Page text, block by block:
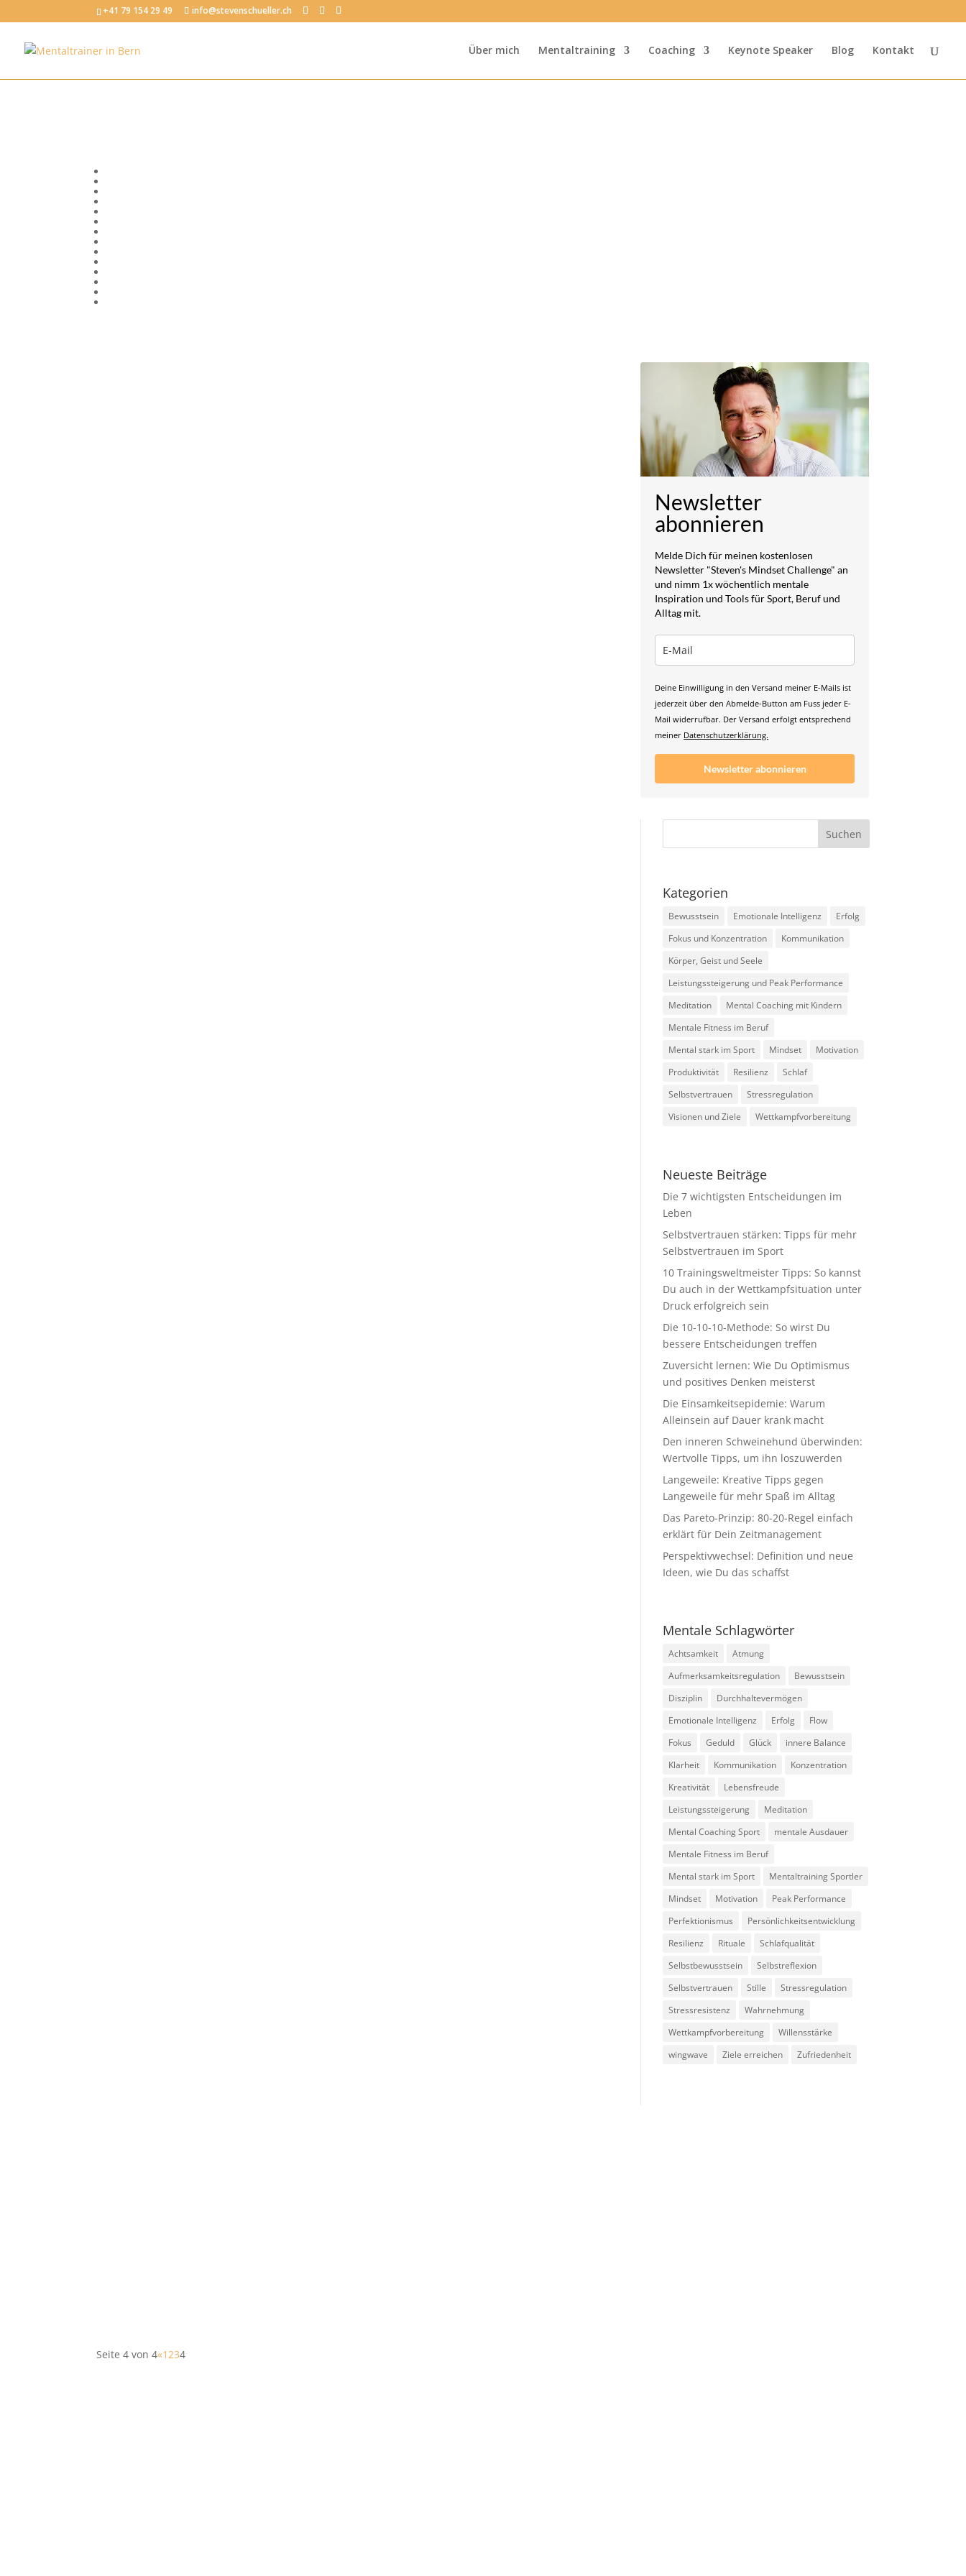
+41 79 154 29 49 info@stevenschueller.ch
Über mich Mentaltraining Coaching Keynote Speaker Blog Kontakt
Seite 4 von 4«1234
Newsletter
abonnieren
Melde Dich für meinen kostenlosen
Newsletter "Steven's Mindset Challenge" an
und nimm 1x wöchentlich mentale
Inspiration und Tools für Sport, Beruf und
Alltag mit.
Deine Einwilligung in den Versand meiner E-Mails ist
jederzeit über den Abmelde-Button am Fuss jeder E-
Mail widerrufbar. Der Versand erfolgt entsprechend
meiner Datenschutzerklärung.
Newsletter abonnieren
Kategorien
Bewusstsein Emotionale Intelligenz
Erfolg
Fokus und Konzentration
Kommunikation
Körper, Geist und Seele
Leistungssteigerung und Peak Performance
Meditation
Mental Coaching mit Kindern
Mentale Fitness im Beruf
Mental stark im Sport
Mindset
Motivation
Produktivität
Resilienz
Schlaf
Selbstvertrauen
Stressregulation
Visionen und Ziele
Wettkampfvorbereitung
Neueste Beiträge
Die 7 wichtigsten Entscheidungen im
Leben
Selbstvertrauen stärken: Tipps für mehr
Selbstvertrauen im Sport
10 Trainingsweltmeister Tipps: So kannst
Du auch in der Wettkampfsituation unter
Druck erfolgreich sein
Die 10-10-10-Methode: So wirst Du
bessere Entscheidungen treffen
Zuversicht lernen: Wie Du Optimismus
und positives Denken meisterst
Die Einsamkeitsepidemie: Warum
Alleinsein auf Dauer krank macht
Den inneren Schweinehund überwinden:
Wertvolle Tipps, um ihn loszuwerden
Langeweile: Kreative Tipps gegen
Langeweile für mehr Spaß im Alltag
Das Pareto-Prinzip: 80-20-Regel einfach
erklärt für Dein Zeitmanagement
Perspektivwechsel: Definition und neue
Ideen, wie Du das schaffst
Mentale Schlagwörter
Achtsamkeit
Atmung
Aufmerksamkeitsregulation
Bewusstsein
Disziplin
Durchhaltevermögen
Emotionale Intelligenz
Erfolg
Flow
Fokus
Geduld Glück
innere Balance
Klarheit
Kommunikation
Konzentration
Kreativität
Lebensfreude
Leistungssteigerung
Meditation
Mental Coaching Sport
mentale Ausdauer
Mentale Fitness im Beruf
Mental stark im Sport
Mentaltraining Sportler
Mindset
Motivation
Peak Performance
Perfektionismus
Persönlichkeitsentwicklung
Resilienz
Rituale
Schlafqualität
Selbstbewusstsein
Selbstreflexion
Selbstvertrauen
Stille
Stressregulation
Stressresistenz
Wahrnehmung
Wettkampfvorbereitung
Willensstärke
wingwave
Ziele erreichen Zufriedenheit